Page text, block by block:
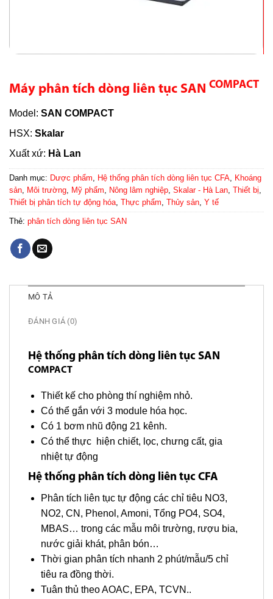
Máy phân tích dòng liên tục SAN COMPACT
Model: SAN COMPACT
HSX: Skalar
Xuất xứ: Hà Lan
Danh mục: Dược phẩm Hệ thống phân tích dòng liên tục CFA
Khoáng
sản
Môi trường Mỹ phẩm Nông lâm nghiệp Skalar - Hà Lan Thiết bị
Thiết bị phân tích tự động hóa Thực phẩm Thủy sản Y tế
Thẻ: phân tích dòng liên tục SAN
MÔ TẢ
ĐÁNH GIÁ (0)
Hệ thống phân tích dòng liên tục SAN
COMPACT
Thiết kế cho phòng thí nghiệm nhỏ.
Có thể gắn với 3 module hóa học.
Có 1 bơm nhũ động 21 kênh.
Có thể thực hiện chiết, lọc, chưng cất, gia
nhiệt tự động
Hệ thống phân tích dòng liên tục CFA
Phân tích liên tục tự động các chỉ tiêu NO3,
NO2, CN, Phenol, Amoni, Tổng PO4, SO4,
MBAS… trong các mẫu môi trường, rượu bia,
nước giải khát, phân bón…
Thời gian phân tích nhanh 2 phút/mẫu/5 chỉ
tiêu ra đồng thời.
Tuân thủ theo AOAC, EPA, TCVN..